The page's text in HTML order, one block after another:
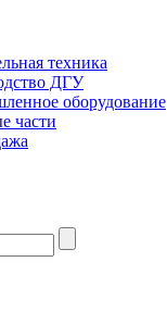
техника
ДГУ
оборудование
части